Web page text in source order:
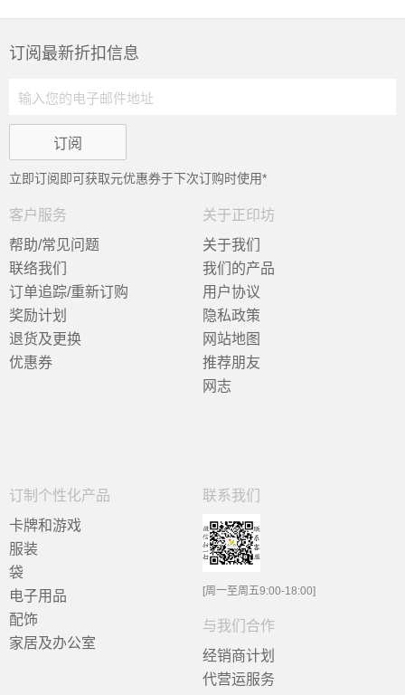
订阅最新折扣信息
立即订阅即可获取元优惠券于下次订购时使用*
客户服务
帮助/常见问题
联络我们
订单追踪/重新订购
奖励计划
退货及更换
优惠券
关于正印坊
关于我们
我们的产品
用户协议
隐私政策
网站地图
推荐朋友
网志
订制个性化产品
卡牌和游戏
服装
袋
电子用品
配饰
家居及办公室
联系我们
[周一至周五9:00-18:00]
与我们合作
经销商计划
代营运服务